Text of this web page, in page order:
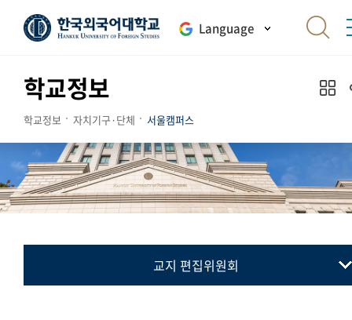
Language
학교정보
학교정보 자치기구·단체 서울캠퍼스
교지 편집위원회